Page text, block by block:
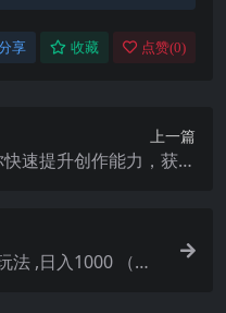
享 收藏 点赞(0)
上一篇
速提升创作能力，获取
法 ,日入1000 （教